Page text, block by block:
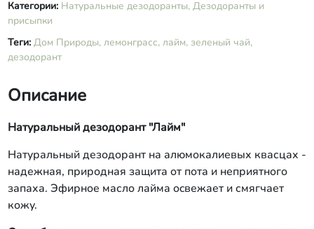
Категории: Натуральные дезодоранты, Дезодоранты и
присыпки
Теги: Дом Природы, лемонграсс, лайм, зеленый чай,
дезодорант
Описание
Натуральный дезодорант "Лайм"
Натуральный дезодорант на алюмокалиевых квасцах -
надежная, природная защита от пота и неприятного
запаха. Эфирное масло лайма оcвежает и смягчает
кожу.